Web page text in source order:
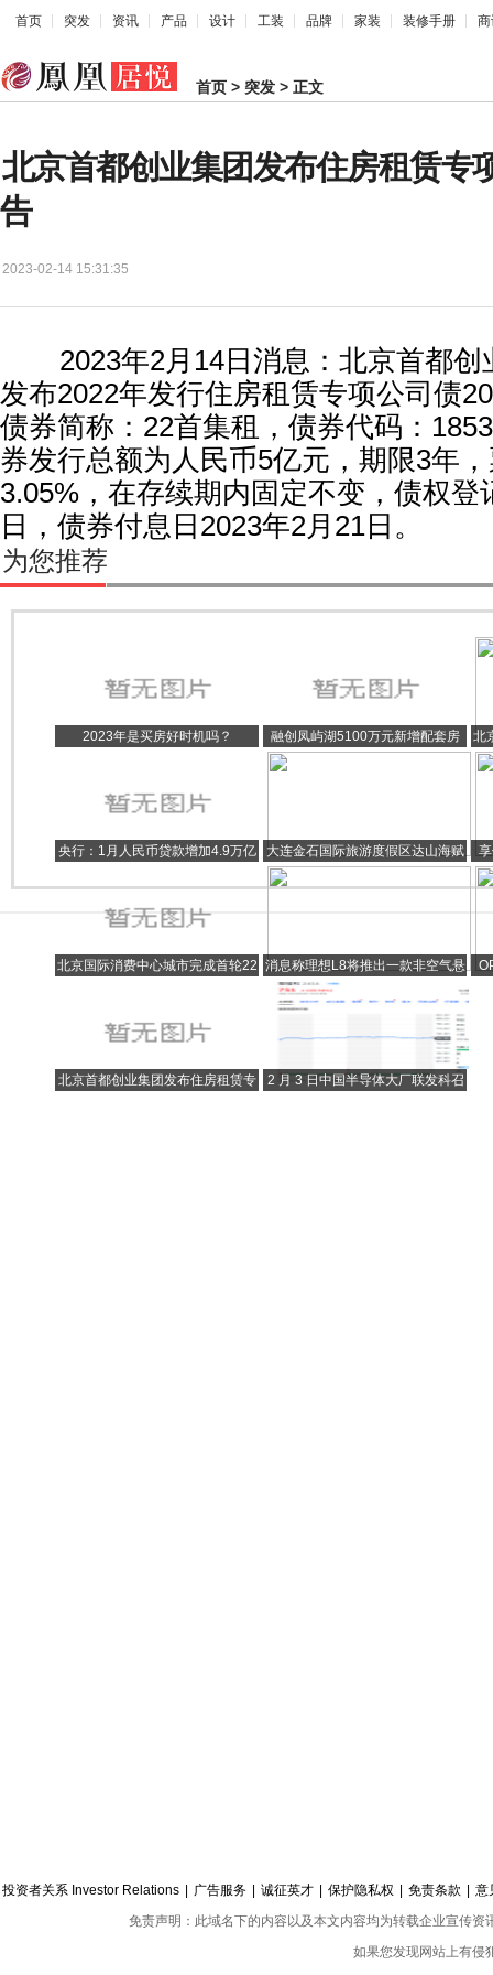
首页 突发 资讯 产品 设计 工装 品牌 家装 装修手册
首页 > 突发 > 正文
北京首都创业集团发布住房租赁专
告
2023-02-14 15:31:35
2023年2月14日消息：北京首都创
发布2022年发行住房租赁专项公司债
债券简称：22首集租，债券代码：
券发行总额为人民币5亿元，期限3年
3.05%，在存续期内固定不变，债权登
日，债券付息日2023年2月21日。
为您推荐
2023年是买房好时机吗？
融创凤屿湖5100万元新增配套房
地产开发贷款项目已经成功完成审
北
央行：1月人民币贷款增加4.9万亿
大连金石国际旅游度假区达山海赋
项目取证 将推出1199套住宅
北京国际消费中心城市完成首轮22
消息称理想L8将推出一款非空气悬
挂车型 定价有望下探到30万元左右
北京首都创业集团发布住房租赁专
2 月 3 日中国半导体大厂联发科召
投资者关系 Investor Relations 广告服务 诚征英才 保护隐私权 免责条款
意
免责声明：此域名下的内容以及本文内容均为转载企业宣传
如果您发现网站上有侵